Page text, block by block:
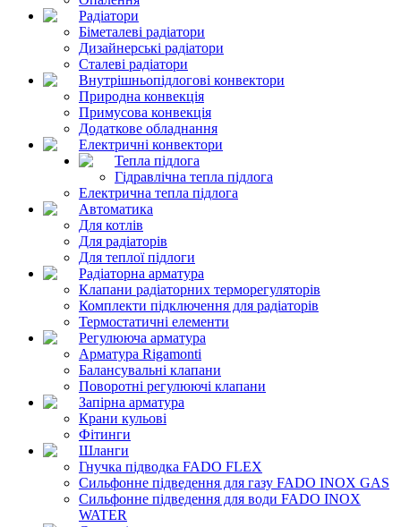
Радіатори
Біметалеві радіатори
Дизайнерські радіатори
Сталеві радіатори
Внутрішньопідлогові конвектори
Природна конвекція
Примусова конвекція
Додаткове обладнання
Електричні конвектори
Тепла підлога
Гідравлічна тепла підлога
Електрична тепла підлога
Автоматика
Для котлів
Для радіаторів
Для теплої підлоги
Радіаторна арматура
Клапани радіаторних терморегуляторів
Комплекти підключення для радіаторів
Термостатичні елементи
Регулююча арматура
Арматура Rigamonti
Балансувальні клапани
Поворотні регулюючі клапани
Запірна арматура
Крани кульові
Фітинги
Шланги
Гнучка підводка FADO FLEX
Сильфонне підведення для газу FADO INOX GAS
Сильфонне підведення для води FADO INOX
WATER